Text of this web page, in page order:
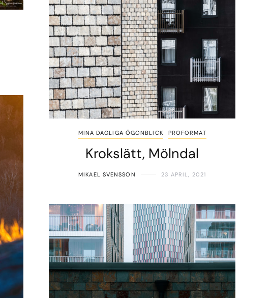
MINA DAGLIGA ÖGONBLICK PROFORMAT
Krokslätt, Mölndal
MIKAEL SVENSSON 23 APRIL, 2021